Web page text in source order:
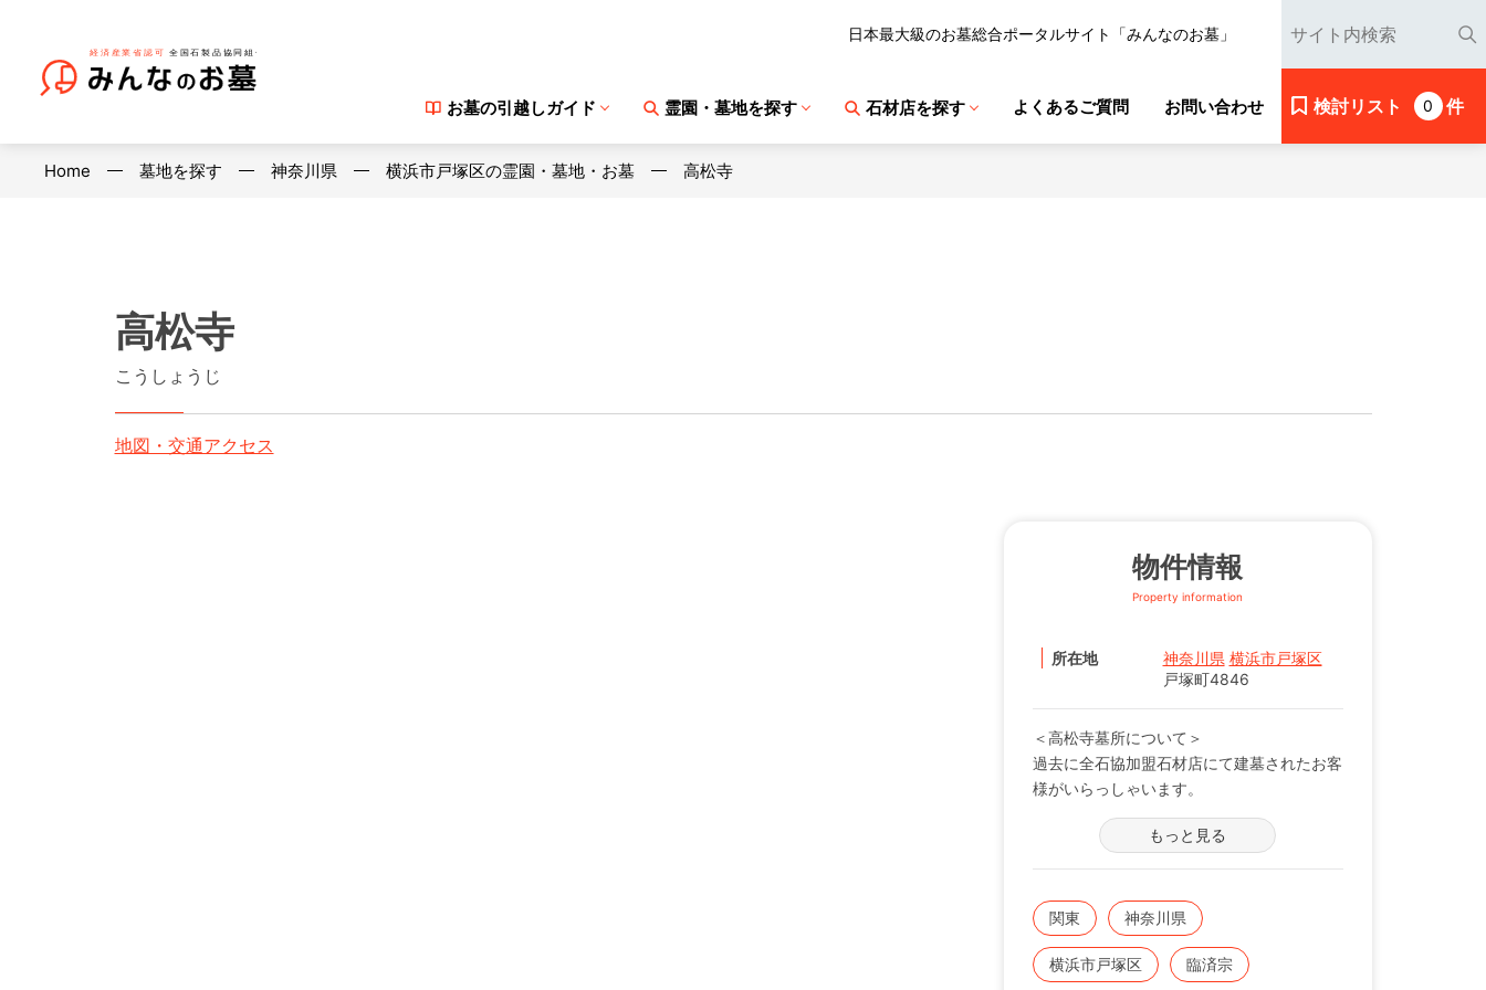
日本最大級のお墓総合ポータルサイト「みんなのお墓」
お墓の引越しガイド 霊園・墓地を探す 石材店を探す よくあるご質問 お問い合わせ 検討リスト 0 件
Home 墓地を探す 神奈川県 横浜市戸塚区の霊園・墓地・お墓 高松寺
高松寺
こうしょうじ
地図・交通アクセス
物件情報
Property information
所在地 神奈川県 横浜市戸塚区
戸塚町4846
＜高松寺墓所について＞
過去に全石協加盟石材店にて建墓されたお客
様がいらっしゃいます。
※現在の区画状況につきましては、電話番号
【0120-12-1440】までお問い合わせくださ
い。
もっと見る
関東 神奈川県
横浜市戸塚区 臨済宗